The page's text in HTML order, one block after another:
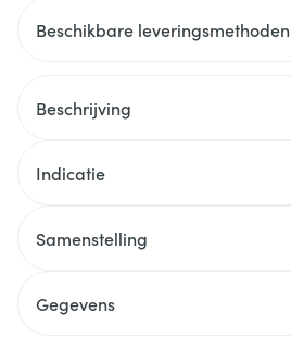
Beschikbare leveringsmethoden
Beschrijving
Indicatie
Samenstelling
Gegevens